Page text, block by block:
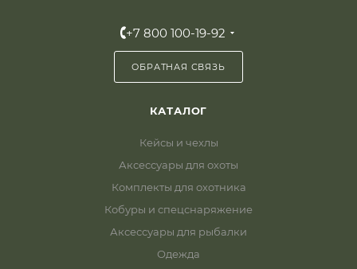
+7 800 100-19-92
ОБРАТНАЯ СВЯЗЬ
КАТАЛОГ
Кейсы и чехлы
Аксессуары для охоты
Комплекты для охотника
Кобуры и спецснаряжение
Аксессуары для рыбалки
Одежда